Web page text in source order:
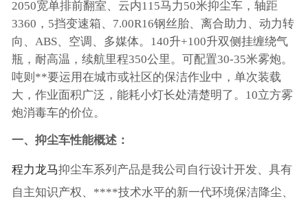
2050宽单排前翻室、云内115马力50米抑尘车，轴距
3360，5挡变速箱、7.00R16钢丝胎、离合助力、动力转
向、ABS、空调、多媒体。140升+100升双侧挂缠绕气
瓶，耐高温，续航里程350公里。可配置30-35米雾炮。
吨则**要运用在城市或社区的保洁作业中，单次装载
大，作业面积广泛，能耗小灯长处清楚明了。10立方雾
炮消毒车的价位。
一、抑尘车性能概述：
程力龙马抑尘车系列产品是我公司自行设计开发、具有
自主知识产权、****技术水平的新一代环境保洁降尘、